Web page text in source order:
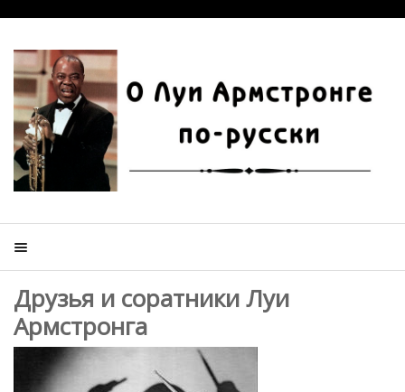
Друзья и соратники Луи
Армстронга